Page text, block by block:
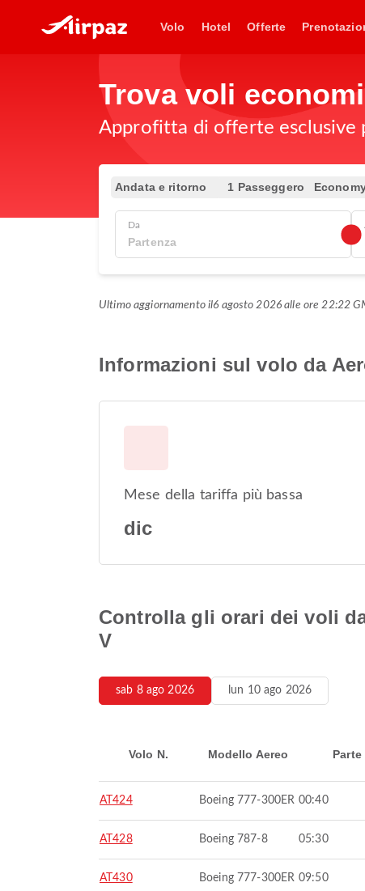
Volo Hotel Offerte
Trova voli
Approfitta di offerte esclusive
Andata e ritorno 1 Passeggero
Da
Ultimo aggiornamento il6 agosto 2026 alle ore 22:22
Informazioni sul volo da
Mese della tariffa più bassa
dic
Controlla gli orari dei voli
V
sab 8 ago 2026 lun 10 ago 2026
Volo N. Modello Aereo Parte
AT424 Boeing 777-300ER 00:40
AT428 Boeing 787-8 05:30
AT430 Boeing 777-300ER 09:50